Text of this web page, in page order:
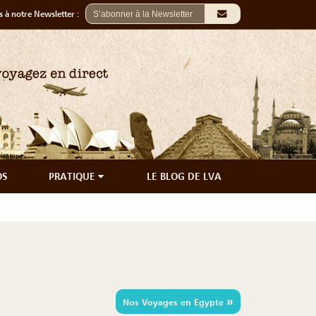
à notre Newsletter :
PRATIQUE LE BLOG DE LVA
Nos Voyages en Egypte »